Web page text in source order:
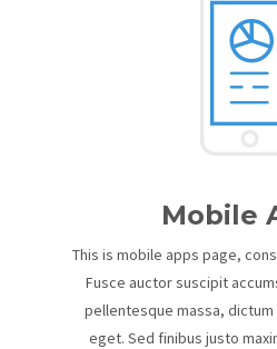
Mobile
This is mobile apps page,
Fusce auctor suscipit
pellentesque massa,
eget. Sed finibus justo